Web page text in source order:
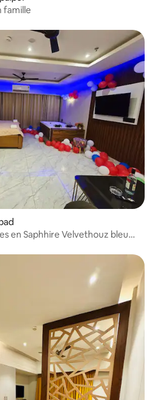
famille
en Saphhire Velvethouz bleu